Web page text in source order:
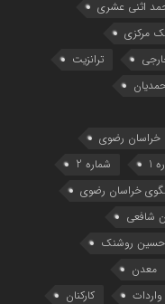
اثنی عشری
مرکزی
ترانزیت
رضوی
1
شماره 2
خراسان رضوی
شافعی
روشنک
معدن
واردات کارکنان